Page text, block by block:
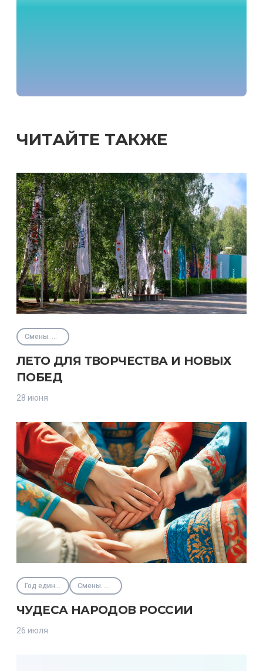
ЧИТАЙТЕ ТАКЖЕ
Смены. Интенсивы
ЛЕТО ДЛЯ ТВОРЧЕСТВА И НОВЫХ
ПОБЕД
28 июня
Год единства народов России Смены. Интенсивы
ЧУДЕСА НАРОДОВ РОССИИ
26 июля